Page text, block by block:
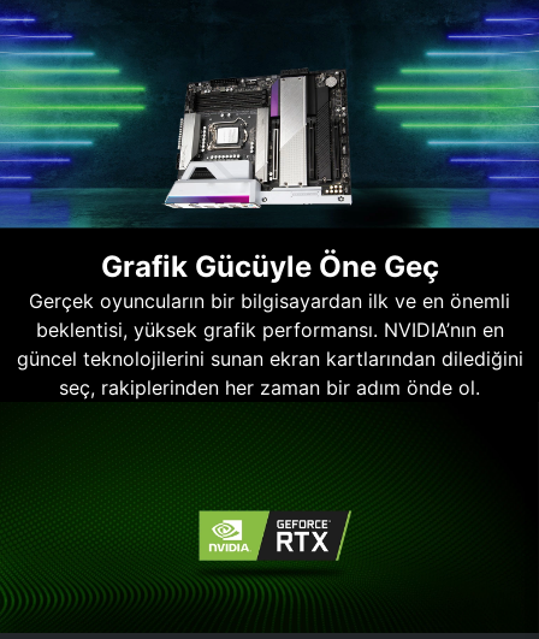
Grafik Gücüyle Öne Geç
Gerçek oyuncuların bir bilgisayardan ilk ve en önemli
beklentisi, yüksek grafik performansı. NVIDIA’nın en
güncel teknolojilerini sunan ekran kartlarından dilediğini
seç, rakiplerinden her zaman bir adım önde ol.